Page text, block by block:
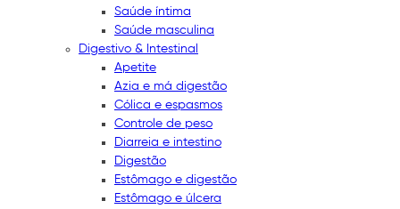
Saúde íntima
Saúde masculina
Digestivo & Intestinal
Apetite
Azia e má digestão
Cólica e espasmos
Controle de peso
Diarreia e intestino
Digestão
Estômago e digestão
Estômago e úlcera